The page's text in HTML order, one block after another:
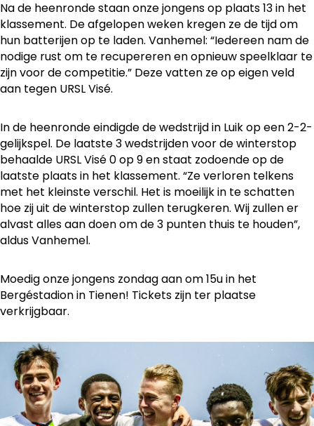
Na de heenronde staan onze jongens op plaats 13 in het
klassement. De afgelopen weken kregen ze de tijd om
hun batterijen op te laden. Vanhemel: “Iedereen nam de
nodige rust om te recupereren en opnieuw speelklaar te
zijn voor de competitie.” Deze vatten ze op eigen veld
aan tegen URSL Visé.
In de heenronde eindigde de wedstrijd in Luik op een 2-2-
gelijkspel. De laatste 3 wedstrijden voor de winterstop
behaalde URSL Visé 0 op 9 en staat zodoende op de
laatste plaats in het klassement. “Ze verloren telkens
met het kleinste verschil. Het is moeilijk in te schatten
hoe zij uit de winterstop zullen terugkeren. Wij zullen er
alvast alles aan doen om de 3 punten thuis te houden”,
aldus Vanhemel.
Moedig onze jongens zondag aan om 15u in het
Bergéstadion in Tienen! Tickets zijn ter plaatse
verkrijgbaar.